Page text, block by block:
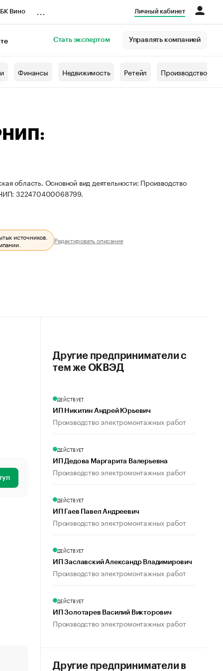
Вино Личный кабинет
Стать экспертом Управлять компанией
Финансы Недвижимость Ретейл Производство
область. Основной вид деятельности: Производство
322470400068799.
источников.
Редактировать описание
Другие предприниматели с
тем же ОКВЭД
ДЕЙСТВУЕТ
ИП Никитин Андрей Юрьевич
Производство электромонтажных работ
ДЕЙСТВУЕТ
ИП Дедова Маргарита Валерьевна
Производство электромонтажных работ
ДЕЙСТВУЕТ
ИП Гаев Павел Андреевич
Производство электромонтажных работ
ДЕЙСТВУЕТ
ИП Заславский Александр Владимирович
Производство электромонтажных работ
ДЕЙСТВУЕТ
ИП Золотарев Василий Викторович
Производство электромонтажных работ
Другие предприниматели в